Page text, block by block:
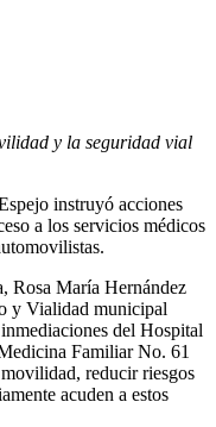
y la seguridad vial
instruyó acciones
a los servicios médicos
Rosa María Hernández
y Vialidad municipal
del Hospital
Familiar No. 61
reducir riesgos
acuden a estos